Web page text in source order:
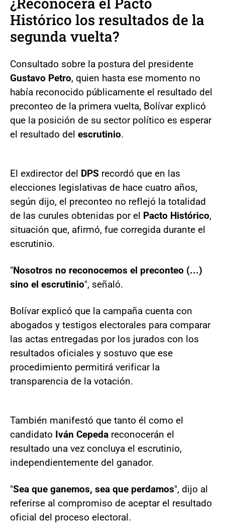
Histórico los resultados de la
segunda vuelta?
Consultado sobre la postura del presidente
Gustavo Petro, quien hasta ese momento no
había reconocido públicamente el resultado del
preconteo de la primera vuelta, Bolívar explicó
que la posición de su sector político es esperar
el resultado del escrutinio.
El exdirector del DPS recordó que en las
elecciones legislativas de hace cuatro años,
según dijo, el preconteo no reflejó la totalidad
de las curules obtenidas por el Pacto Histórico,
situación que, afirmó, fue corregida durante el
escrutinio.
"Nosotros no reconocemos el preconteo (...)
sino el escrutinio", señaló.
Bolívar explicó que la campaña cuenta con
abogados y testigos electorales para comparar
las actas entregadas por los jurados con los
resultados oficiales y sostuvo que ese
procedimiento permitirá verificar la
transparencia de la votación.
También manifestó que tanto él como el
candidato Iván Cepeda reconocerán el
resultado una vez concluya el escrutinio,
independientemente del ganador.
"Sea que ganemos, sea que perdamos", dijo al
referirse al compromiso de aceptar el resultado
oficial del proceso electoral.